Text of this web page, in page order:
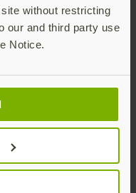
without restricting
our and third party use
Notice.